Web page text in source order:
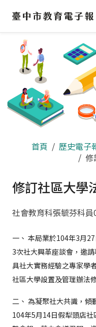
區
首頁 歷史電子
修訂社區大學
社會教育科張毓芬科員
一、 本局業於104年3月
3次社大興革座談會，邀
具社大實務經驗之專家學
社區大學設置及管理辦法
二、 為凝聚社大共識，傾
104年5月14日假犁頭店